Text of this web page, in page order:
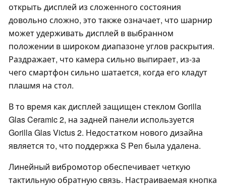
открыть дисплей из сложенного состояния
довольно сложно, это также означает, что шарнир
может удерживать дисплей в выбранном
положении в широком диапазоне углов раскрытия.
Раздражает, что камера сильно выпирает, из-за
чего смартфон сильно шатается, когда его кладут
плашмя на стол.
В то время как дисплей защищен стеклом Gorilla
Glas Ceramic 2, на задней панели используется
Gorilla Glas Victus 2. Недостатком нового дизайна
является то, что поддержка S Pen была удалена.
Линейный вибромотор обеспечивает четкую
тактильную обратную связь. Настраиваемая кнопка